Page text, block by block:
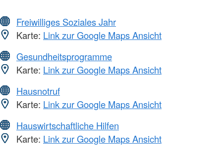
Freiwilliges Soziales Jahr
Karte: Link zur Google Maps Ansicht
Gesundheitsprogramme
Karte: Link zur Google Maps Ansicht
Hausnotruf
Karte: Link zur Google Maps Ansicht
Hauswirtschaftliche Hilfen
Karte: Link zur Google Maps Ansicht